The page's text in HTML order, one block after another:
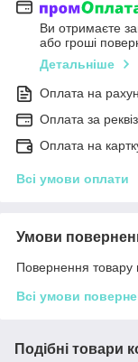
Ви отримаєте
або гроші
Детальніше
Оплата на
Оплата за
Оплата на
Всі умови оплати
Умови
Повернення товару
Всі умови
Подібні товари